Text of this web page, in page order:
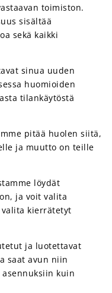
toimiston.
sisältää
sekä kaikki
sinua uuden
huomioiden
tilankäytöstä
pitää huolen siitä,
ja muutto on teille
löydät
ja voit valita
valita kierrätetyt
ja luotettavat
saat avun niin
kuin